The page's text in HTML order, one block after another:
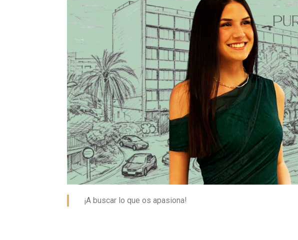
¡A buscar lo que os apasiona!